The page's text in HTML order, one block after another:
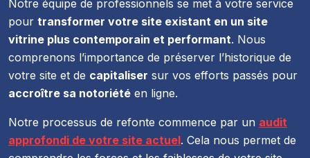
Notre équipe de professionnels se met à votre service
pour transformer votre site existant en un site
vitrine plus contemporain et performant. Nous
comprenons l’importance de préserver l’historique de
votre site et de capitaliser sur vos efforts passés pour
accroître sa notoriété en ligne.
Notre processus de refonte commence par un audit
approfondi de votre site actuel. Cela nous permet de